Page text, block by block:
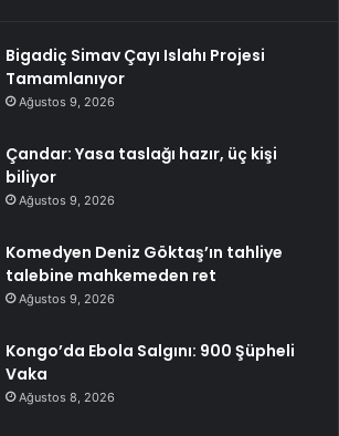
Bigadiç Simav Çayı Islahı Projesi
Tamamlanıyor
Ağustos 9, 2026
Çandar: Yasa taslağı hazır, üç kişi
biliyor
Ağustos 9, 2026
Komedyen Deniz Göktaş’ın tahliye
talebine mahkemeden ret
Ağustos 9, 2026
Kongo’da Ebola Salgını: 900 Şüpheli
Vaka
Ağustos 8, 2026